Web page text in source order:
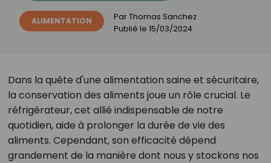
ALIMENTATION ParThomas Sanchez
Publié le 15/03/2024
Dans la quête d'une alimentation saine et sécuritaire,
la conservation des aliments joue un rôle crucial. Le
réfrigérateur, cet allié indispensable de notre
quotidien, aide à prolonger la durée de vie des
aliments. Cependant, son efficacité dépend
grandement de la manière dont nous y stockons nos